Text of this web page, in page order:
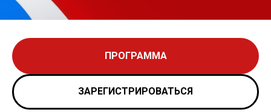
ПРОГРАММА
ЗАРЕГИСТРИРОВАТЬСЯ